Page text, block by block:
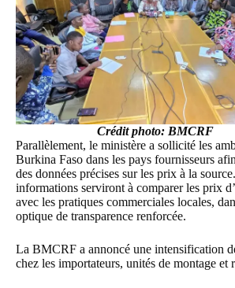
Crédit photo: BMCRF
Parallèlement, le ministère a sollicité les
Burkina Faso dans les pays fournisseurs
des données précises sur les prix à la
informations serviront à comparer les prix
avec les pratiques commerciales locales,
optique de transparence renforcée.
La BMCRF a annoncé une intensification
chez les importateurs, unités de montage et